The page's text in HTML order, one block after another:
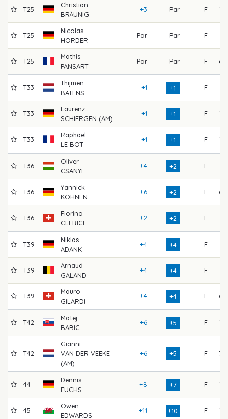
T25
Christian
BRÄUNIG
+3 Par F 76
T25
Nicolas
HORDER
Par Par F 71
T25
Mathis
PANSART
Par Par F 69
T33
Thijmen
BATENS
+1 +1 F 71
T33
Laurenz
SCHIERGEN (AM)
+1 +1 F 73
T33
Raphael
LE BOT
+1 +1 F 72
T36
Oliver
CSANYI
+4 +2 F 73
T36
Yannick
KÖHNEN
+6 +2 F 69
T36
Fiorino
CLERICI
+2 +2 F 72
T39
Niklas
ADANK
+4 +4 F 71
T39
Arnaud
GALAND
+4 +4 F 72
T39
Mauro
GILARDI
+4 +4 F 69
T42
Matej
BABIC
+6 +5 F 75
T42
Gianni
VAN DER VEEKE
(AM)
+6 +5 F 70
44
Dennis
FUCHS
+8 +7 F 72
45
Owen
EDWARDS
+11 +10 F 73